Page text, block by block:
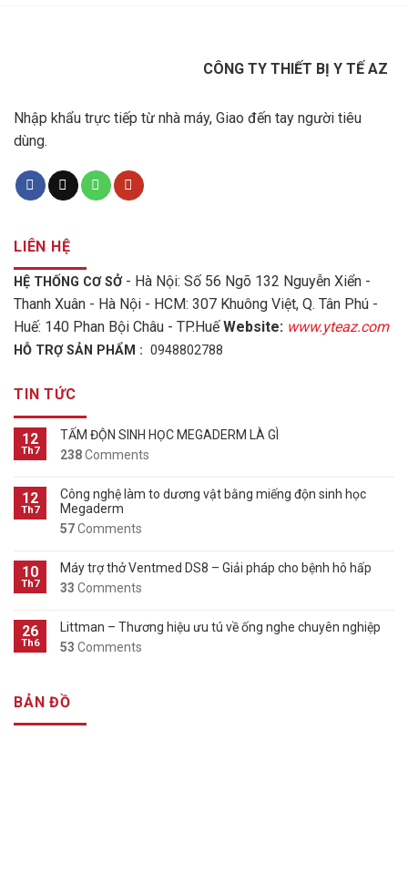
CÔNG TY THIẾT BỊ Y TẾ AZ
Nhập khẩu trực tiếp từ nhà máy, Giao đến tay người tiêu
dùng.
LIÊN HỆ
HỆ THỐNG CƠ SỞ - Hà Nội: Số 56 Ngõ 132 Nguyễn Xiển -
Thanh Xuân - Hà Nội - HCM: 307 Khuông Việt, Q. Tân Phú -
Huế: 140 Phan Bội Châu - TP.HuếWebsite: www.yteaz.com
HỖ TRỢ SẢN PHẨM : 0948802788
TIN TỨC
12
Th7
TẤM ĐỘN SINH HỌC MEGADERM LÀ GÌ
238Comments
12
Th7
Công nghệ làm to dương vật bằng miếng độn sinh học
Megaderm
57Comments
10
Th7
Máy trợ thở Ventmed DS8 – Giải pháp cho bệnh hô hấp
33 Comments
26
Th6
Littman – Thương hiệu ưu tú về ống nghe chuyên nghiệp
53 Comments
BẢN ĐỒ